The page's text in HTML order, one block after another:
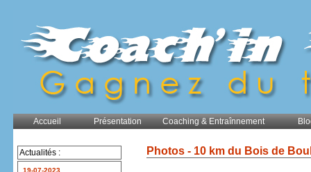
Accueil Présentation Coaching & Entraînnement
Actualités :
19-07-2023
Photos - 10 km du Bois de